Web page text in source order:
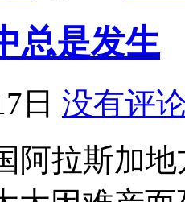
总是发生
日 没有评
拉斯加地